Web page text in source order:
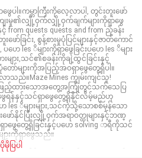
ပါ။ကမ္ဘာကြီးကိုလေ့လာပါ, တွင်းတူးဖော်
ျေးမှု၏လျှို့ဝှက်လျှို့ဝှက်ချက်များကိုရှာဖွေ
from quests quests and from ည့်ခန်း
ခြင်း, စွန့်စားမှုပုံပြင်များနှင့်ဇာတ်ကောင်
း, ပဟေ les ိများကိုရှာဖွေခြင်းပဟေ les ိများ
များ,သင်၏စခန်းကိုချဲ့ထွင်ခြင်းနှင့်
ာ်များကိုအပြည့်အဝရှာဖွေတွေ့ရှိပါ။
သည်။Maze Mines ကျွမ်းကျင်သူ!
ည့်ထားသောအတွေ့အကြုံတွင်သက်သေပြ
ရန်နှင့်သင်ရှာဖွေတွေ့ရှိနိုင်လိမ့်မည်ဟု
les ိများများ,သင်ကဲ့သို့သောစစ်မှန်သော
ာ်နိုင်ပြီးလျှို့ဝှက်အရာဝတ္ထုများနှင့်ဘဏ္
, ရှာဖွေတွေ့ရှိခြင်းနှင့်ပဟေ solving ာရီကိုသင်
ျားကိုရှာဖွေသည်။
များ:
တွင်းပေါင်း 1000 ရှိသည်။ ▶ 500 အဆင့်
ပိုမိုပြပါ